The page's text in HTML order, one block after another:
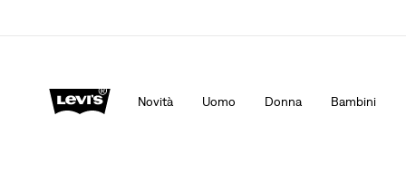
Novità Uomo Donna Bambini